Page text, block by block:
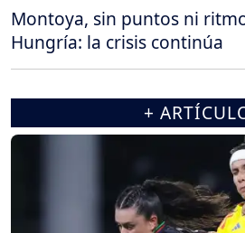
Montoya, sin puntos ni
Hungría: la crisis continúa
+